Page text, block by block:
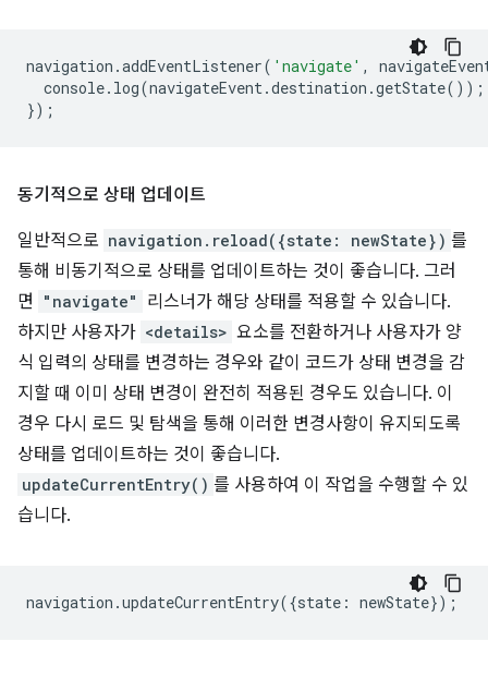
navigation .addEventListener( 'navigate' ,
console. log(navigateEvent.destination .getState());
});
동기적으로 상태 업데이트
일반적으로 navigation.reload({state: newState}) 를
통해 비동기적으로 상태를 업데이트하는 것이 좋습니다. 그러
면
"navigate"
리스너가 해당 상태를 적용할 수 있습니다.
하지만 사용자가 <details> 요소를 전환하거나 사용자가 양
식 입력의 상태를 변경하는 경우와 같이 코드가 상태 변경을 감
지할 때 이미 상태 변경이 완전히 적용된 경우도 있습니다. 이
경우 다시 로드 및 탐색을 통해 이러한 변경사항이 유지되도록
상태를 업데이트하는 것이 좋습니다.
updateCurrentEntry() 를 사용하여 이 작업을 수행할 수 있
습니다.
navigation .updateCurrentEntry({state : newState});